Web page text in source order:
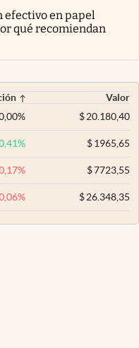
efectivo en papel
qué recomiendan
Valor
% $20.180,40
% $1965,65
% $7723,55
% $26.348,35